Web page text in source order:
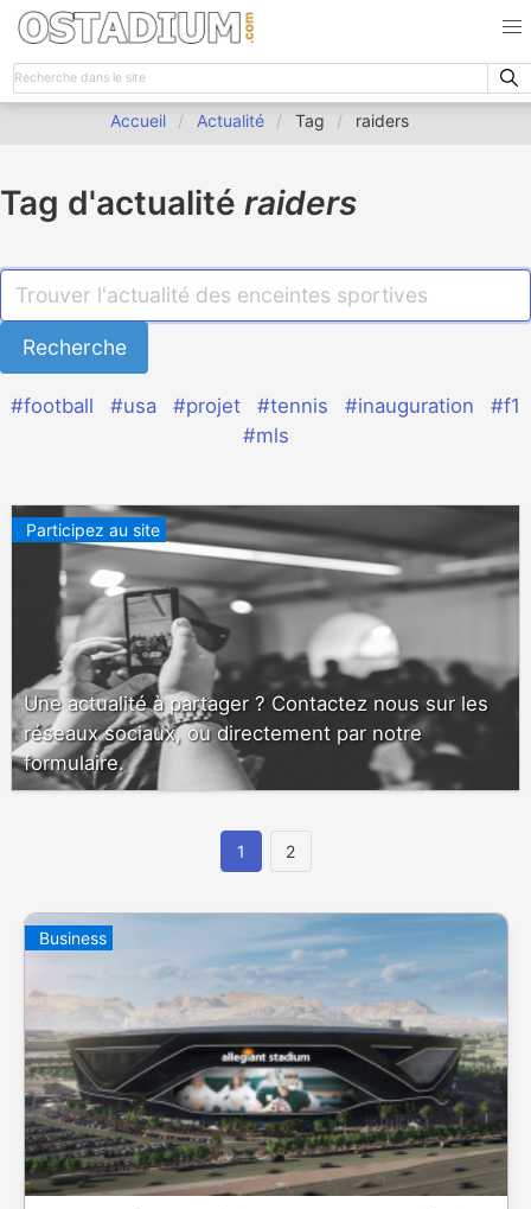
Accueil Actualité Tag raiders
Tag d'actualité raiders
#football #usa #projet #tennis #inauguration
#f1
#mls
Participez au site
Une actualité à partager ? Contactez nous sur les
réseaux sociaux, ou directement par notre
formulaire.
1 2
Business